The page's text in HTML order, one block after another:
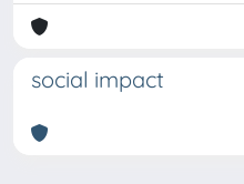
social impact